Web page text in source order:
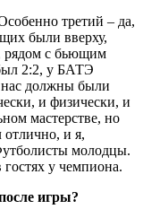
третий – да,
были вверху,
рядом с бьющим
2:2, у БАТЭ
должны были
и физически, и
мастерстве, но
и я,
молодцы.
у чемпиона.
игры?